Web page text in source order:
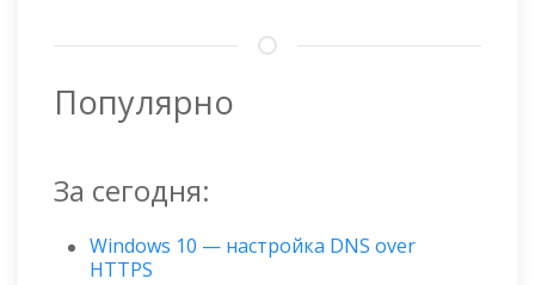
Популярно
За сегодня:
Windows 10 — настройка DNS over
HTTPS